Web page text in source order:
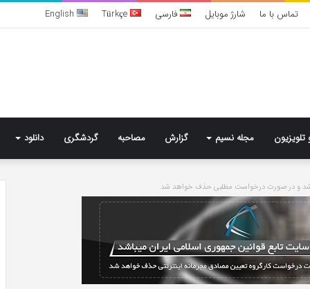
تماس با ما شارژ موبایل فارسی Türkçe
English
تلویزیون مجله نسیم گزارش مصاحبه گردشگری دانلود
و در صورت درخواست مطلبی حذف خواهد شد
سندرم
پرادر-
ویلی
چگونه
انجام